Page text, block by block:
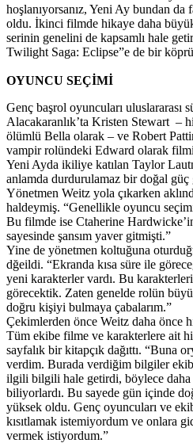
hoşlanıyorsanız, Yeni Ay bundan da
oldu. İkinci filmde hikaye daha
serinin genelini de kapsamlı hale
Twilight Saga: Eclipse”e de bir
OYUNCU SEÇİMİ
Genç başrol oyuncuları uluslararası
Alacakaranlık’ta Kristen Stewart –
ölümlü Bella olarak – ve Robert
vampir rolündeki Edward olarak
Yeni Ayda ikiliye katılan Taylor
anlamda durdurulamaz bir doğal güç
Yönetmen Weitz yola çıkarken
haldeymiş. “Genellikle oyuncu
Bu filmde ise Ctaherine
sayesinde şansım yaver gitmişti.”
Yine de yönetmen koltuğuna
dğeildi. “Ekranda kısa süre ile
yeni karakterler vardı. Bu
görecektik. Zaten genelde rolün
doğru kişiyi bulmaya çabalarım.”
Çekimlerden önce Weitz daha önce
Tüm ekibe filme ve karakterlere ait
sayfalık bir kitapçık dağıttı. “Buna
verdim. Burada verdiğim bilgiler
ilgili bilgili hale getirdi, böylece daha
biliyorlardı. Bu sayede gün içinde
yüksek oldu. Genç oyuncuları ve
kısıtlamak istemiyordum ve onlara
vermek istiyordum.”